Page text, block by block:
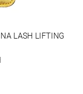
LASH LIFTING